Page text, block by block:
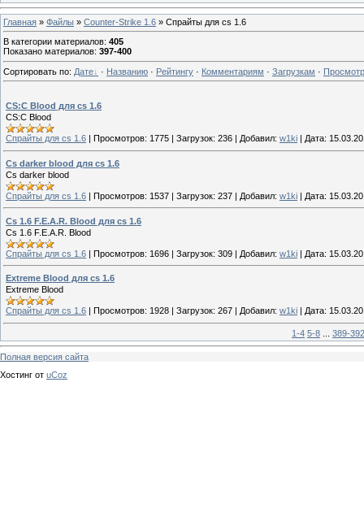
Главная » Файлы » Counter-Strike 1.6 » Спрайты для cs 1.6
В категории материалов: 405
Показано материалов: 397-400
Сортировать по: Дате · Названию · Рейтингу · Комментариям · Загрузкам ·
CS:C Blood для cs 1.6
CS:C Blood
Спрайты для cs 1.6 Просмотров: 1775 Загрузок: 236 Добавил: w1ki Дата:
Cs darker blood для cs 1.6
Cs darker blood
Спрайты для cs 1.6 | Просмотров: 1537 | Загрузок: 237 | Добавил: w1ki | Дата:
Cs 1.6 F.E.A.R. Blood для cs 1.6
Cs 1.6 F.E.A.R. Blood
Спрайты для cs 1.6 | Просмотров: 1696 | Загрузок: 309 | Добавил: w1ki | Дата:
Extreme Blood для cs 1.6
Extreme Blood
Спрайты для cs 1.6 Просмотров: 1928 Загрузок: 267 Добавил: w1ki Дата:
1-4 5-8 389-392
Полная версия сайта
Хостинг от uCoz